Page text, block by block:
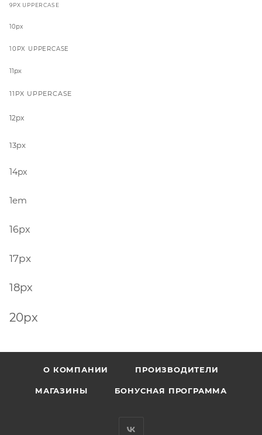
9PX UPPERCASE
10px
10PX UPPERCASE
11px
11PX UPPERCASE
12px
13px
14px
1em
16px
17px
18px
20px
О КОМПАНИИ ПРОИЗВОДИТЕЛИ
МАГАЗИНЫ БОНУСНАЯ ПРОГРАММА